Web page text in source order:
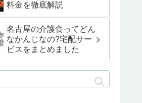
料金を徹底解説
名古屋の介護食ってどん
なかんじなの?宅配サー
ビスをまとめました